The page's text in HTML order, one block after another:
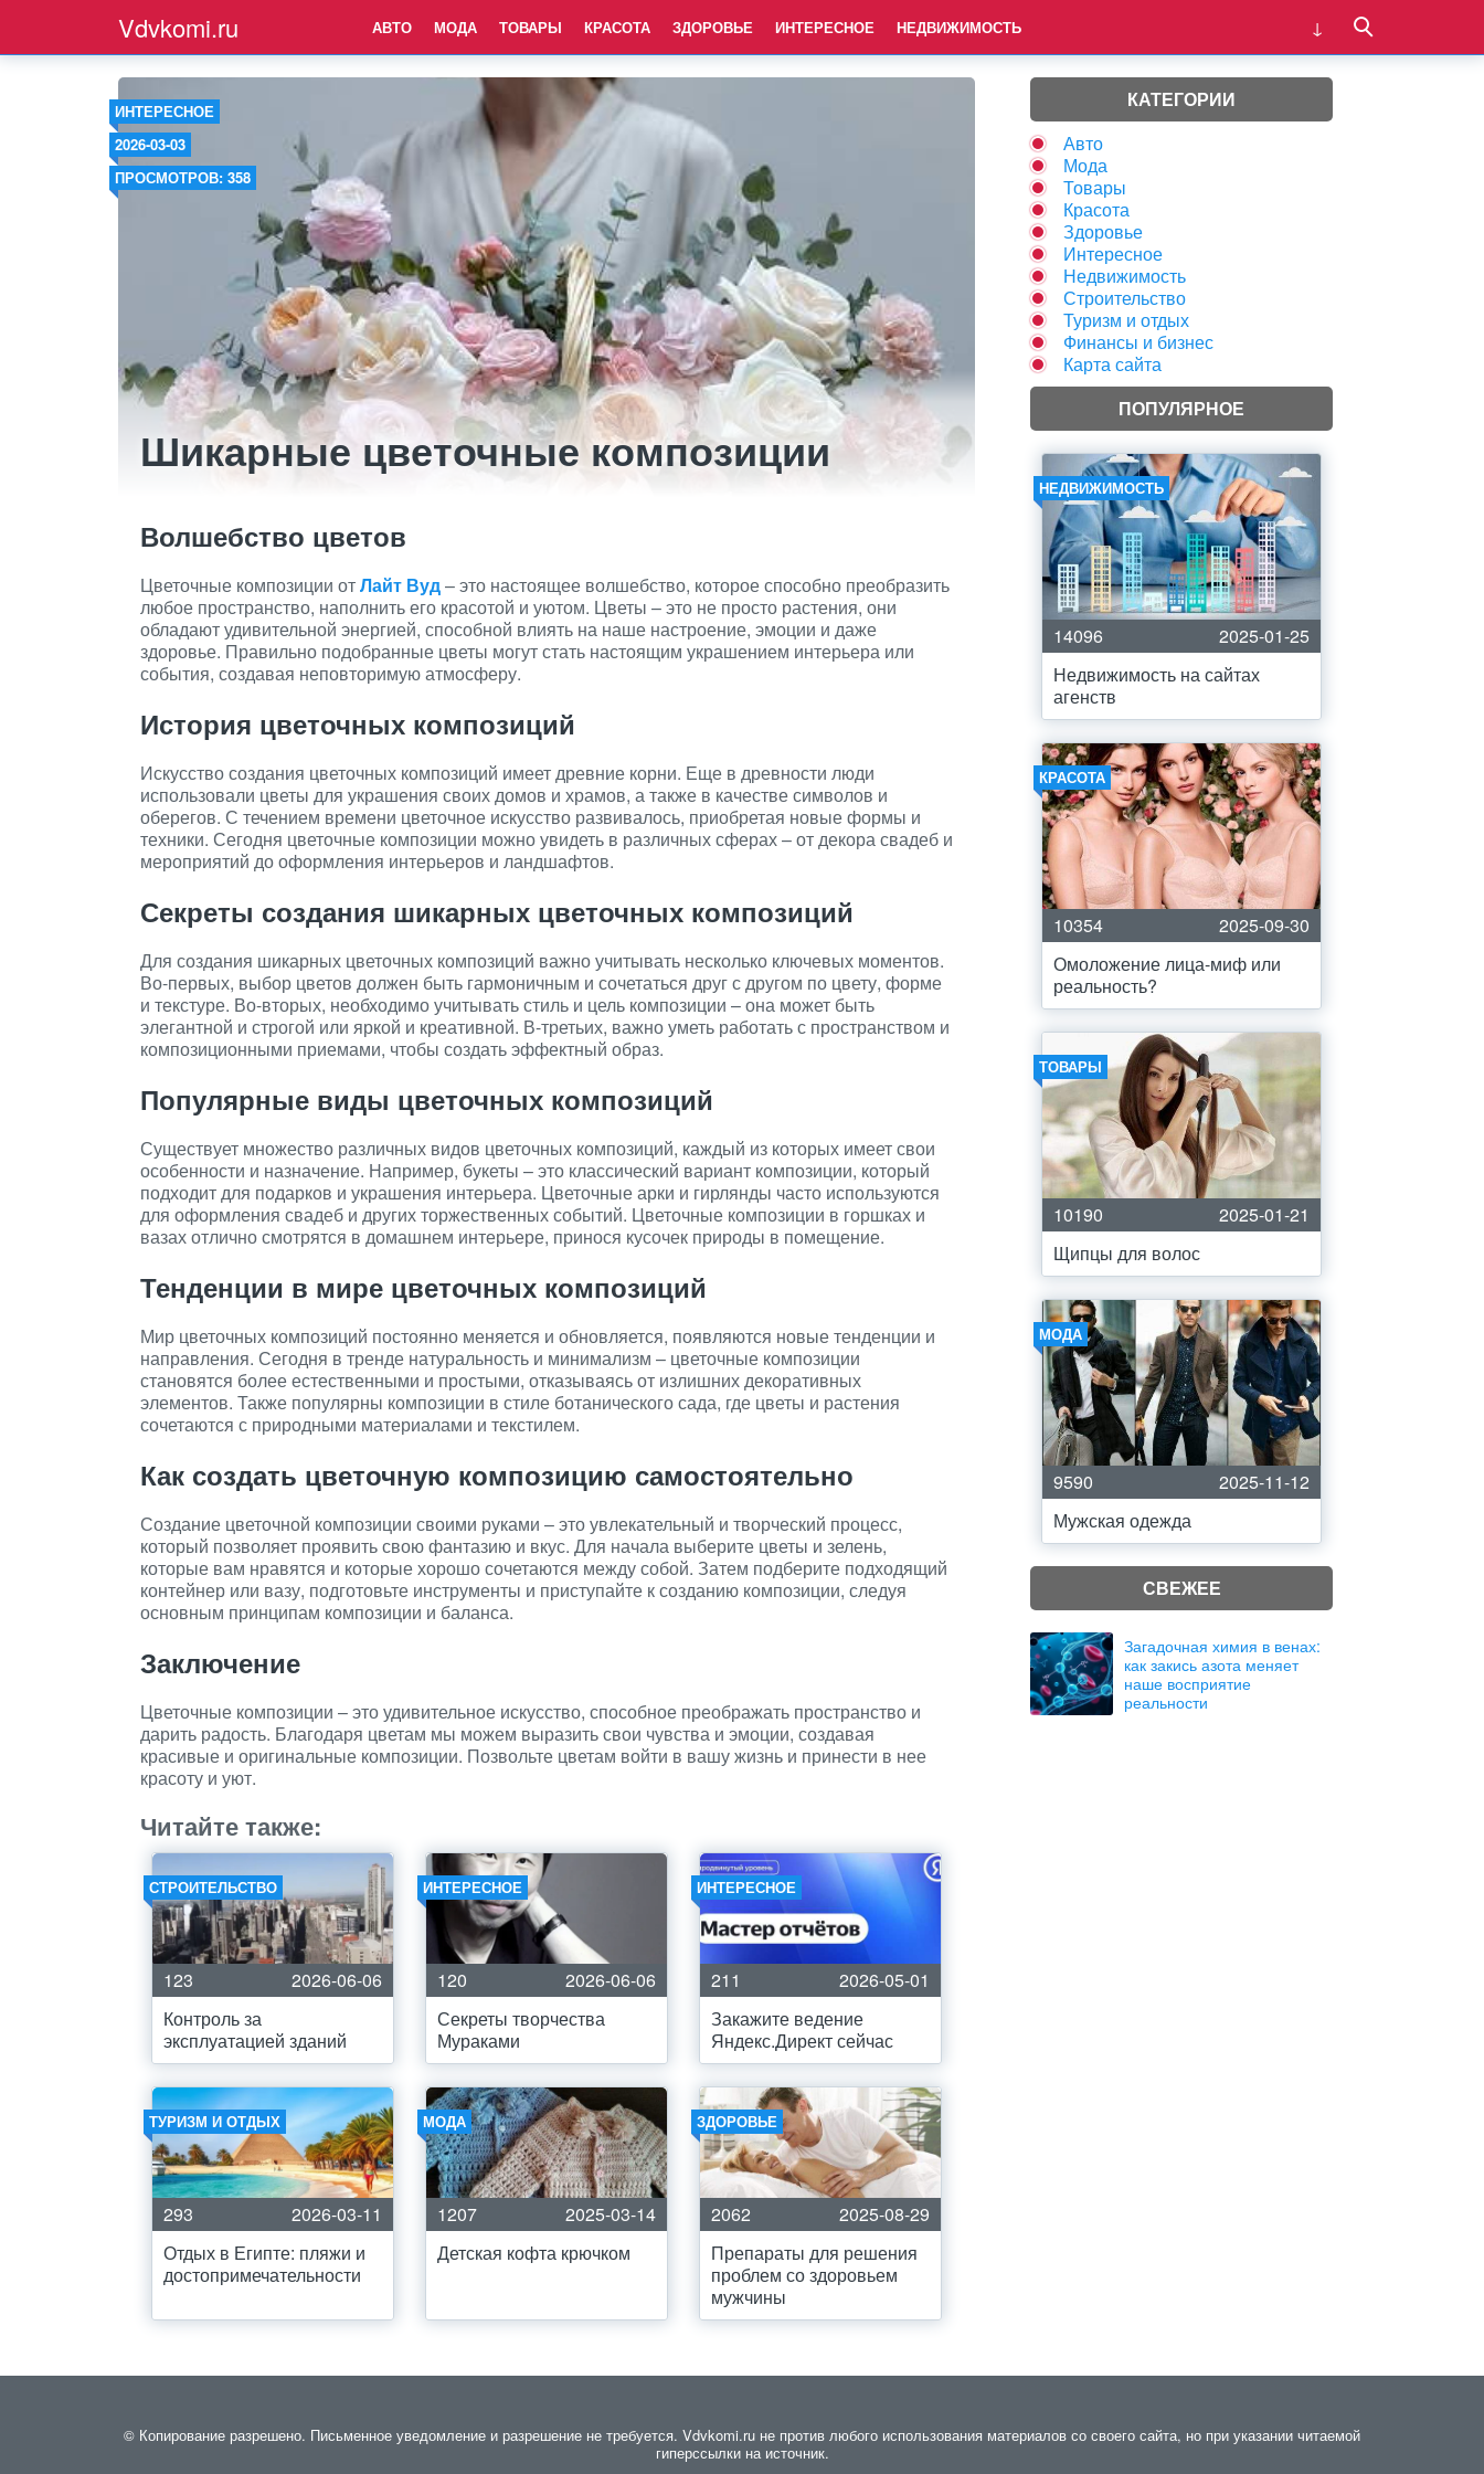
Vdvkomi.ru АВТО МОДА ТОВАРЫ КРАСОТА ЗДОРОВЬЕ ИНТЕРЕСНОЕ НЕДВИЖИМОСТЬ
ИНТЕРЕСНОЕ
2026-03-03
ПРОСМОТРОВ: 358
Шикарные цветочные композиции
Волшебство цветов
Цветочные композиции отЛайт Вуд– это настоящее волшебство, которое способно преобразить
любое пространство, наполнить его красотой и уютом. Цветы – это не просто растения, они
обладают удивительной энергией, способной влиять на наше настроение, эмоции и даже
здоровье. Правильно подобранные цветы могут стать настоящим украшением интерьера или
события, создавая неповторимую атмосферу.
История цветочных композиций
Искусство создания цветочных композиций имеет древние корни. Еще в древности люди
использовали цветы для украшения своих домов и храмов, а также в качестве символов и
оберегов. С течением времени цветочное искусство развивалось, приобретая новые формы и
техники. Сегодня цветочные композиции можно увидеть в различных сферах – от декора свадеб и
мероприятий до оформления интерьеров и ландшафтов.
Секреты создания шикарных цветочных композиций
Для создания шикарных цветочных композиций важно учитывать несколько ключевых моментов.
Во-первых, выбор цветов должен быть гармоничным и сочетаться друг с другом по цвету, форме
и текстуре. Во-вторых, необходимо учитывать стиль и цель композиции – она может быть
элегантной и строгой или яркой и креативной. В-третьих, важно уметь работать с пространством и
композиционными приемами, чтобы создать эффектный образ.
Популярные виды цветочных композиций
Существует множество различных видов цветочных композиций, каждый из которых имеет свои
особенности и назначение. Например, букеты – это классический вариант композиции, который
подходит для подарков и украшения интерьера. Цветочные арки и гирлянды часто используются
для оформления свадеб и других торжественных событий. Цветочные композиции в горшках и
вазах отлично смотрятся в домашнем интерьере, принося кусочек природы в помещение.
Тенденции в мире цветочных композиций
Мир цветочных композиций постоянно меняется и обновляется, появляются новые тенденции и
направления. Сегодня в тренде натуральность и минимализм – цветочные композиции
становятся более естественными и простыми, отказываясь от излишних декоративных
элементов. Также популярны композиции в стиле ботанического сада, где цветы и растения
сочетаются с природными материалами и текстилем.
Как создать цветочную композицию самостоятельно
Создание цветочной композиции своими руками – это увлекательный и творческий процесс,
который позволяет проявить свою фантазию и вкус. Для начала выберите цветы и зелень,
которые вам нравятся и которые хорошо сочетаются между собой. Затем подберите подходящий
контейнер или вазу, подготовьте инструменты и приступайте к созданию композиции, следуя
основным принципам композиции и баланса.
Заключение
Цветочные композиции – это удивительное искусство, способное преображать пространство и
дарить радость. Благодаря цветам мы можем выразить свои чувства и эмоции, создавая
красивые и оригинальные композиции. Позвольте цветам войти в вашу жизнь и принести в нее
красоту и уют.
Читайте также:
СТРОИТЕЛЬСТВО
123
2026-06-06
Контроль за
эксплуатацией зданий
ИНТЕРЕСНОЕ
120
2026-06-06
Секреты творчества
Мураками
ИНТЕРЕСНОЕ
211
2026-05-01
Закажите ведение
Яндекс.Директ сейчас
ТУРИЗМ И ОТДЫХ
293
2026-03-11
Отдых в Египте: пляжи и
достопримечательности
МОДА
1207
2025-03-14
Детская кофта крючком
ЗДОРОВЬЕ
2062
2025-08-29
Препараты для решения
проблем со здоровьем
мужчины
КАТЕГОРИИ
Авто
Мода
Товары
Красота
Здоровье
Интересное
Недвижимость
Строительство
Туризм и отдых
Финансы и бизнес
Карта сайта
ПОПУЛЯРНОЕ
НЕДВИЖИМОСТЬ
14096
2025-01-25
Недвижимость на сайтах
агенств
КРАСОТА
10354
2025-09-30
Омоложение лица-миф или
реальность?
ТОВАРЫ
10190
2025-01-21
Щипцы для волос
МОДА
9590
2025-11-12
Мужская одежда
СВЕЖЕЕ
Загадочная химия в венах:
как закись азота меняет
наше восприятие
реальности
© Копирование разрешено. Письменное уведомление и разрешение не требуется. Vdvkomi.ru не против любого использования материалов со своего сайта, но при указании читаемой
гиперссылки на источник.